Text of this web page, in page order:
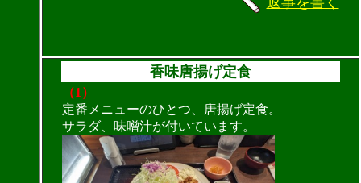
香味唐揚げ定食
（1）
定番メニューのひとつ、唐揚げ定食。
サラダ、味噌汁が付いています。